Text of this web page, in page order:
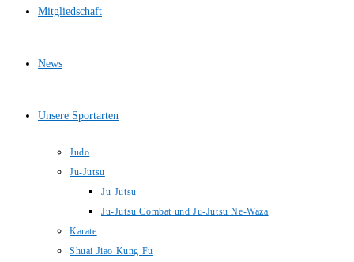
Mitgliedschaft
News
Unsere Sportarten
Judo
Ju-Jutsu
Ju-Jutsu
Ju-Jutsu Combat und Ju-Jutsu Ne-Waza
Karate
Shuai Jiao Kung Fu